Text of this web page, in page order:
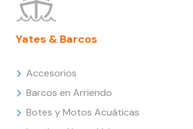
Yates & Barcos
Accesorios
Barcos en Arriendo
Botes y Motos Acuáticas